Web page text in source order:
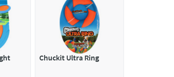
Chuckit Ultra Ring